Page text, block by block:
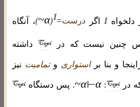
دلخواهI اگر (~α)I=درست ، آنگاه
چنین نیست که در داشته
و بنا براستواری وتمامیت نیز
در ~α⊢α :
. پس دستگاه